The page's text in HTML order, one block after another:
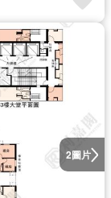
2圖片